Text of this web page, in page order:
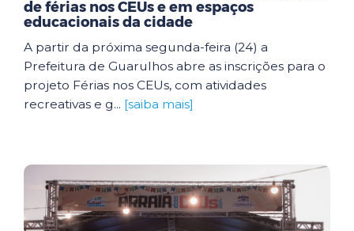
de férias nos CEUs e em espaços
educacionais da cidade
A partir da próxima segunda-feira (24) a
Prefeitura de Guarulhos abre as inscrições para o
projeto Férias nos CEUs, com atividades
recreativas e g... [saiba mais]